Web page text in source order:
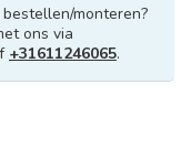
monteren?
ons via
+31611246065.